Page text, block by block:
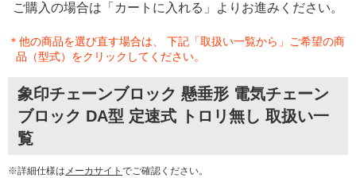
ご購入の場合は「カートに入れる」よりお進みください。
＊他の商品を選び直す場合は、 下記「取扱い一覧から」ご希望の商
品（型式）をクリックしてください。
象印チェーンブロック 懸垂形 電気チェーン
ブロック DA型 定速式 トロリ無し 取扱い一
覧
※詳細仕様は メーカサイト でご確認ください。